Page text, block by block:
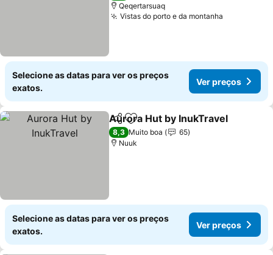
Qeqertarsuaq
Vistas do porto e da montanha
Selecione as datas para ver os preços
exatos.
Ver preços
PartilharAdicionar aos favoritos
Aurora Hut by InukTravel
8,3 Muito boa
65
Nuuk
Selecione as datas para ver os preços
exatos.
Ver preços